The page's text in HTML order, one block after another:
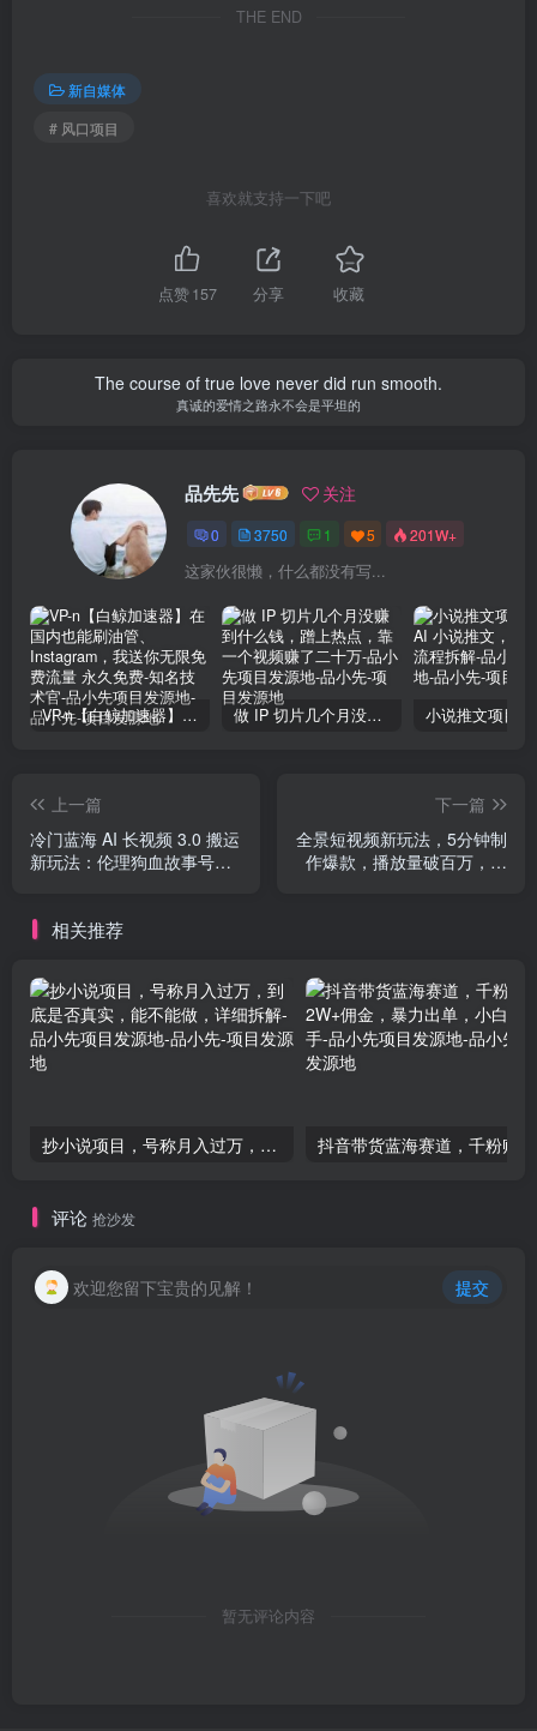
THE END
新自媒体
# 风口项目
喜欢就支持一下吧
点赞157 分享 收藏
The course of true love never did run smooth.
真诚的爱情之路永不会是平坦的
品先先 关注
0 3750 1 5 201W+
这家伙很懒，什么都没有写...
VP-n【白鲸加速器】在国内也能刷油管、Instagram，我送你无限免费流量 永久免费-知名技术官-品小先项目发源地 做 IP 切片几个月没赚到什么钱，蹭上热点，靠一个视频赚了二十万-品小先项目发源地
上一篇
冷门蓝海 AI 长视频 3.0 搬运
新玩法：伦理狗血故事号，
下一篇
全景短视频新玩法，5分钟制
作爆款，播放量破百万，日
相关推荐
抄小说项目，号称月入过万，到底是否真实，能不能做，详细拆解-品小先项目发源地
评论 抢沙发
欢迎您留下宝贵的见解！ 提交
暂无评论内容